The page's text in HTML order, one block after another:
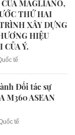
MAGLIANO,
THỨ HAI
XÂY DỰNG
HIỆU
CỦA Ý.
tế
Đối tác sự
M360 ASEAN
tế